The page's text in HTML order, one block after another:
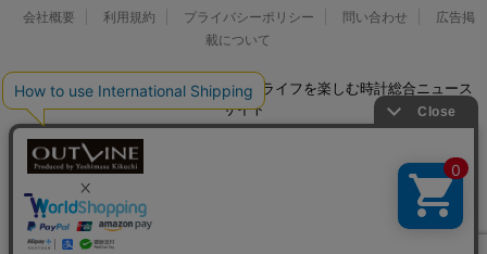
会社概要 利用規約 プライバシーポリシー 問い合わせ
広告掲
載について
© 2026 Watch LIFE NEWS｜ウオッチライフを楽しむ時計総合ニュース
サイト